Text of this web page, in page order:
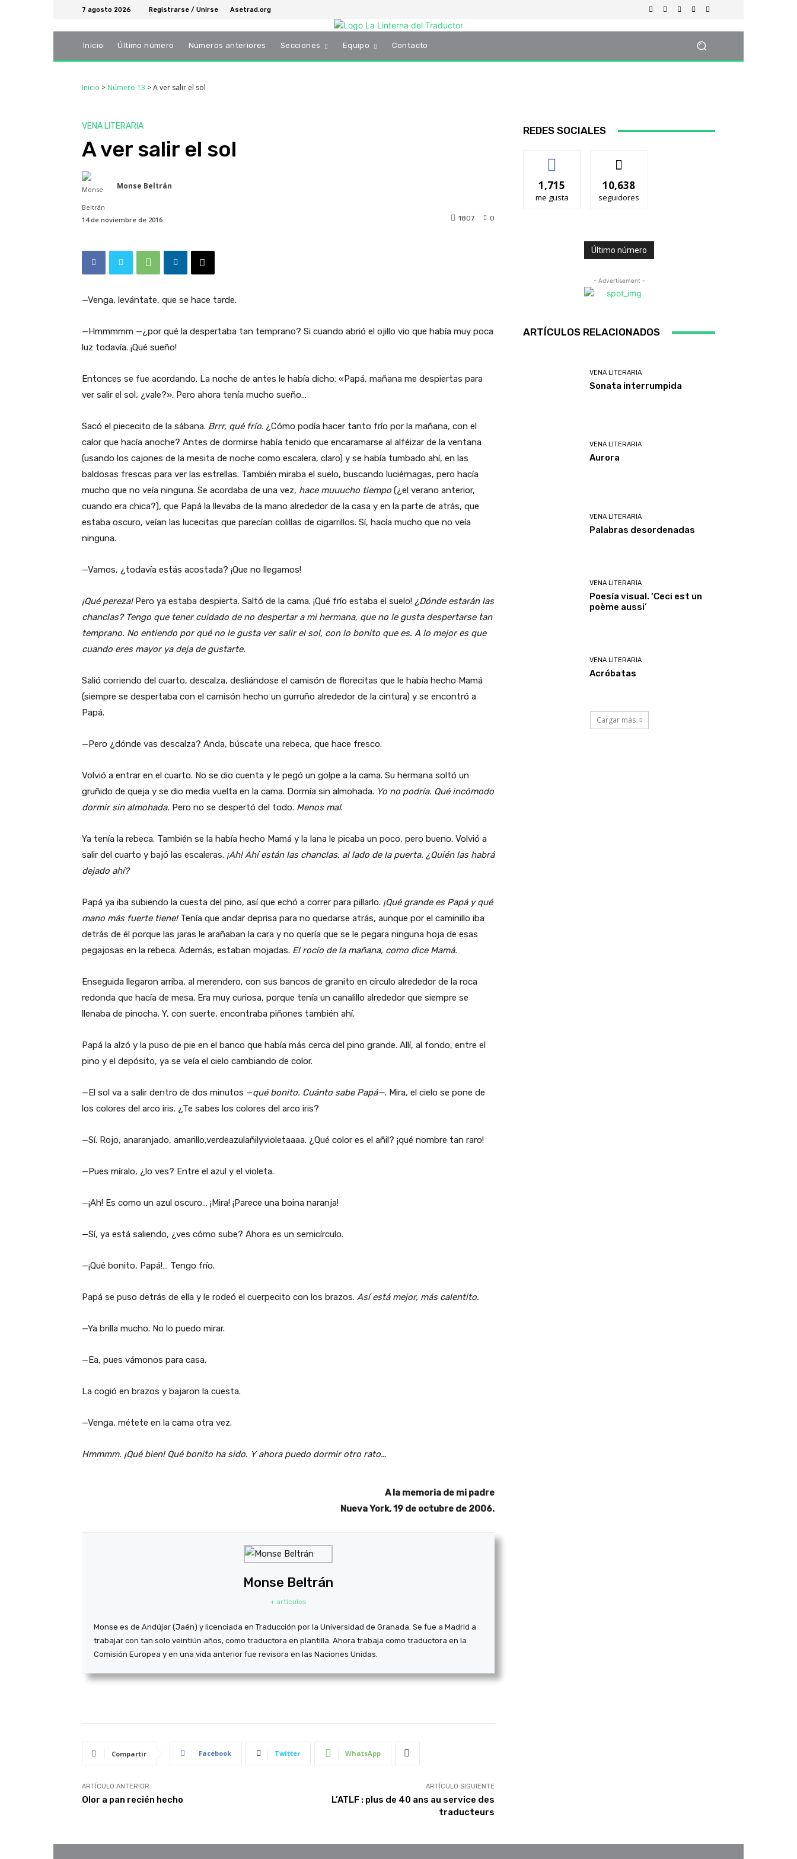
7 agosto 2026 Registrarse / Unirse Asetrad.org
Inicio Último número Números anteriores Secciones Equipo Contacto
Inicio > Número 13 >A ver salir el sol
VENA LITERARIA
A ver salir el sol
Monse Beltrán
14 de noviembre de 2016 0
1807
—Venga, levántate, que se hace tarde.
—Hmmmmm —¿por qué la despertaba tan temprano? Si cuando abrió el ojillo vio que había muy poca
luz todavía. ¡Qué sueño!
Entonces se fue acordando. La noche de antes le había dicho: «Papá, mañana me despiertas para
ver salir el sol, ¿vale?». Pero ahora tenía mucho sueño…
Sacó el piececito de la sábana. Brrr, qué frío. ¿Cómo podía hacer tanto frío por la mañana, con el
calor que hacía anoche? Antes de dormirse había tenido que encaramarse al alféizar de la ventana
(usando los cajones de la mesita de noche como escalera, claro) y se había tumbado ahí, en las
baldosas frescas para ver las estrellas. También miraba el suelo, buscando luciérnagas, pero hacía
mucho que no veía ninguna. Se acordaba de una vez, hace muuucho tiempo (¿el verano anterior,
cuando era chica?), que Papá la llevaba de la mano alrededor de la casa y en la parte de atrás, que
estaba oscuro, veían las lucecitas que parecían colillas de cigarrillos. Sí, hacía mucho que no veía
ninguna.
—Vamos, ¿todavía estás acostada? ¡Que no llegamos!
¡Qué pereza!Pero ya estaba despierta. Saltó de la cama. ¡Qué frío estaba el suelo! ¿Dónde estarán las
chanclas? Tengo que tener cuidado de no despertar a mi hermana, que no le gusta despertarse tan
temprano. No entiendo por qué no le gusta ver salir el sol, con lo bonito que es. A lo mejor es que
cuando eres mayor ya deja de gustarte.
Salió corriendo del cuarto, descalza, desliándose el camisón de florecitas que le había hecho Mamá
(siempre se despertaba con el camisón hecho un gurruño alrededor de la cintura) y se encontró a
Papá.
—Pero ¿dónde vas descalza? Anda, búscate una rebeca, que hace fresco.
Volvió a entrar en el cuarto. No se dio cuenta y le pegó un golpe a la cama. Su hermana soltó un
gruñido de queja y se dio media vuelta en la cama. Dormía sin almohada. Yo no podría. Qué incómodo
dormir sin almohada. Pero no se despertó del todo. Menos mal.
Ya tenía la rebeca. También se la había hecho Mamá y la lana le picaba un poco, pero bueno. Volvió a
salir del cuarto y bajó las escaleras. ¡Ah! Ahí están las chanclas, al lado de la puerta. ¿Quién las habrá
dejado ahí?
Papá ya iba subiendo la cuesta del pino, así que echó a correr para pillarlo. ¡Qué grande es Papá y qué
mano más fuerte tiene!Tenía que andar deprisa para no quedarse atrás, aunque por el caminillo iba
detrás de él porque las jaras le arañaban la cara y no quería que se le pegara ninguna hoja de esas
pegajosas en la rebeca. Además, estaban mojadas. El rocío de la mañana, como dice Mamá.
Enseguida llegaron arriba, al merendero, con sus bancos de granito en círculo alrededor de la roca
redonda que hacía de mesa. Era muy curiosa, porque tenía un canalillo alrededor que siempre se
llenaba de pinocha. Y, con suerte, encontraba piñones también ahí.
Papá la alzó y la puso de pie en el banco que había más cerca del pino grande. Allí, al fondo, entre el
pino y el depósito, ya se veía el cielo cambiando de color.
—El sol va a salir dentro de dos minutos —qué bonito. Cuánto sabe Papá—. Mira, el cielo se pone de
los colores del arco iris. ¿Te sabes los colores del arco iris?
—Sí. Rojo, anaranjado, amarillo,verdeazulañilyvioletaaaa. ¿Qué color es el añil? ¡qué nombre tan raro!
—Pues míralo, ¿lo ves? Entre el azul y el violeta.
—¡Ah! Es como un azul oscuro… ¡Mira! ¡Parece una boina naranja!
—Sí, ya está saliendo, ¿ves cómo sube? Ahora es un semicírculo.
—¡Qué bonito, Papá!… Tengo frío.
Papá se puso detrás de ella y le rodeó el cuerpecito con los brazos. Así está mejor, más calentito.
—Ya brilla mucho. No lo puedo mirar.
—Ea, pues vámonos para casa.
La cogió en brazos y bajaron la cuesta.
—Venga, métete en la cama otra vez.
Hmmmm. ¡Qué bien! Qué bonito ha sido. Y ahora puedo dormir otro rato…
A la memoria de mi padre
Nueva York, 19 de octubre de 2006.
Monse Beltrán
+ artículos
Monse es de Andújar (Jaén) y licenciada en Traducción por la Universidad de Granada. Se fue a Madrid a
trabajar con tan solo veintiún años, como traductora en plantilla. Ahora trabaja como traductora en la
Comisión Europea y en una vida anterior fue revisora en las Naciones Unidas.
Compartir Facebook Twitter WhatsApp
ARTÍCULO ANTERIOR
Olor a pan recién hecho
ARTÍCULO SIGUIENTE
L’ATLF : plus de 40 ans au service des
traducteurs
REDES SOCIALES
1,715
me gusta
10,638
seguidores
Último número
- Advertisement -
ARTÍCULOS RELACIONADOS
VENA LITERARIA
Sonata interrumpida
VENA LITERARIA
Aurora
VENA LITERARIA
Palabras desordenadas
VENA LITERARIA
Poesía visual. ‘Ceci est un
poème aussi’
VENA LITERARIA
Acróbatas
Cargar más